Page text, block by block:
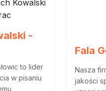
-
to lider
w pisaniu
Fala
Nasza
jakości